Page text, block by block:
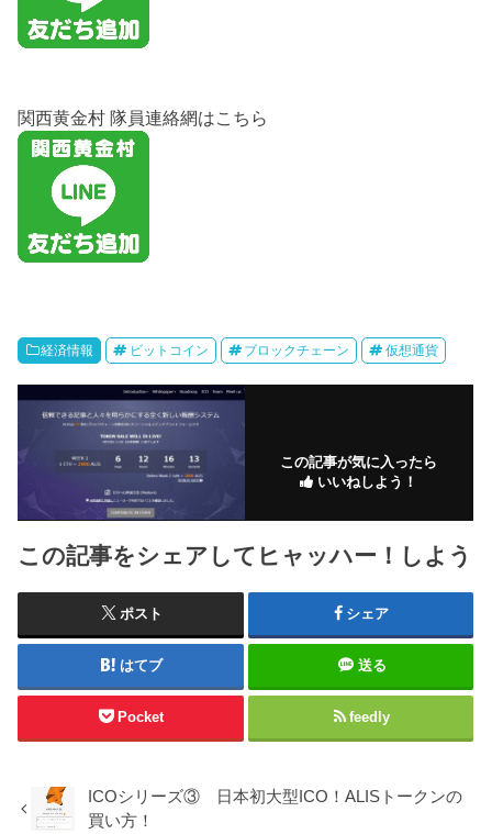
関西黄金村 隊員連絡網はこちら
経済情報 ビットコイン ブロックチェーン 仮想通貨
この記事が気に入ったら
いいねしよう！
この記事をシェアしてヒャッハー！しよう
ポスト シェア
はてブ 送る
Pocket feedly
ICOシリーズ③ 日本初大型ICO！ALISトークンの
買い方！